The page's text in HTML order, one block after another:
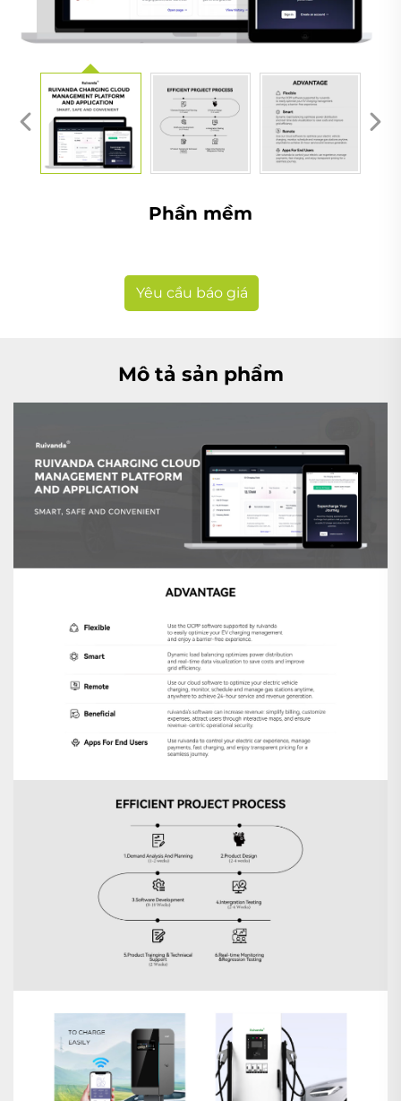
Phần mềm
Yêu cầu báo giá
Mô tả sản phẩm